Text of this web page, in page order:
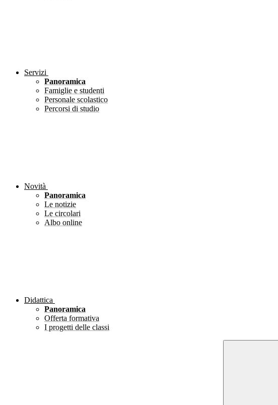
Servizi
Panoramica
Famiglie e studenti
Personale scolastico
Percorsi di studio
Novità
Panoramica
Le notizie
Le circolari
Albo online
Didattica
Panoramica
Offerta formativa
I progetti delle classi